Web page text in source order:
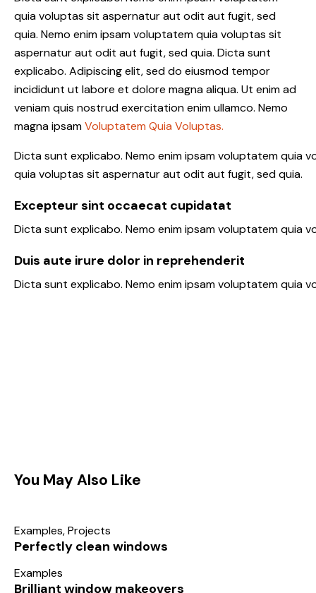
quia voluptas sit aspernatur aut odit aut fugit, sed
quia. Nemo enim ipsam voluptatem quia voluptas sit
aspernatur aut odit aut fugit, sed quia. Dicta sunt
explicabo. Adipiscing elit, sed do eiusmod tempor
incididunt ut labore et dolore magna aliqua. Ut enim ad
veniam quis nostrud exercitation enim ullamco. Nemo
magna ipsamVoluptatem Quia Voluptas.
Dicta sunt explicabo. Nemo enim ipsam voluptatem quia
quia voluptas sit aspernatur aut odit aut fugit, sed quia.
Excepteur sint occaecat cupidatat
Dicta sunt explicabo. Nemo enim ipsam voluptatem quia
Duis aute irure dolor in reprehenderit
Dicta sunt explicabo. Nemo enim ipsam voluptatem
You May Also Like
Examples,Projects
Perfectly clean windows
Examples
Brilliant window makeovers